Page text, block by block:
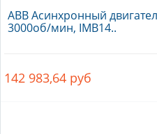
ABB Асинхронный
3000об/мин, IMB14..
142 983,64 руб